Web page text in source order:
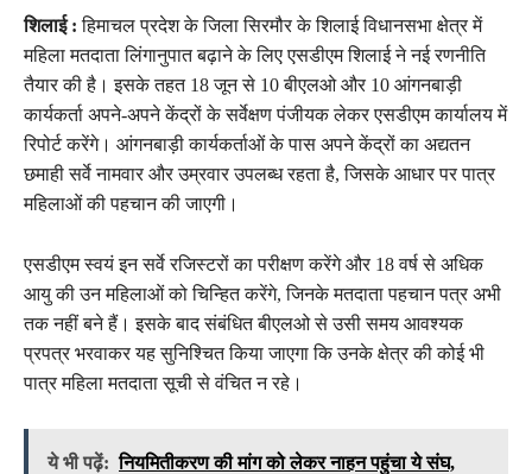
शिलाई : हिमाचल प्रदेश के जिला सिरमौर के शिलाई विधानसभा क्षेत्र में
महिला मतदाता लिंगानुपात बढ़ाने के लिए एसडीएम शिलाई ने नई रणनीति
तैयार की है। इसके तहत 18 जून से 10 बीएलओ और 10 आंगनबाड़ी
कार्यकर्ता अपने-अपने केंद्रों के सर्वेक्षण पंजीयक लेकर एसडीएम कार्यालय में
रिपोर्ट करेंगे। आंगनबाड़ी कार्यकर्ताओं के पास अपने केंद्रों का अद्यतन
छमाही सर्वे नामवार और उम्रवार उपलब्ध रहता है, जिसके आधार पर पात्र
महिलाओं की पहचान की जाएगी।
एसडीएम स्वयं इन सर्वे रजिस्टरों का परीक्षण करेंगे और 18 वर्ष से अधिक
आयु की उन महिलाओं को चिन्हित करेंगे, जिनके मतदाता पहचान पत्र अभी
तक नहीं बने हैं। इसके बाद संबंधित बीएलओ से उसी समय आवश्यक
प्रपत्र भरवाकर यह सुनिश्चित किया जाएगा कि उनके क्षेत्र की कोई भी
पात्र महिला मतदाता सूची से वंचित न रहे।
ये भी पढ़ें: नियमितीकरण की मांग को लेकर नाहन पहुंचा ये संघ,